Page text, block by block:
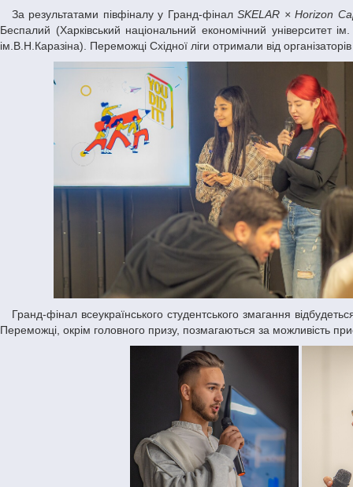
За результатами півфіналу у Гранд-фіналSKELAR × Horizon
Беспалий (Харківський національний економічний університет
ім.В.Н.Каразіна). Переможці Східної ліги отримали від
Гранд-фінал всеукраїнського студентського змагання відбудеться 2 травня. У фіналі команди працюватимуть над новим стратегічним викликом.
Переможці, окрім головного призу, позмагаються за можливість